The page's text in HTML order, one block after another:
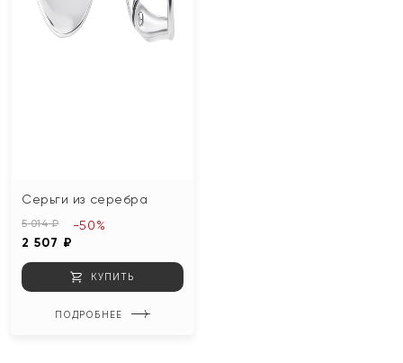
Серьги из серебра
5 014 ₽
2 507 ₽
-50%
КУПИТЬ
ПОДРОБНЕЕ